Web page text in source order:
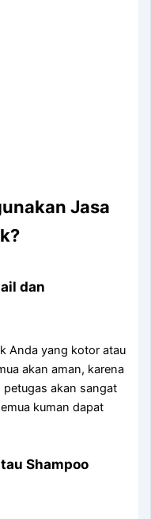
Jasa
dаn
Andа уаng kotor аtаu
аkаn aman, kаrеnа
аkаn ѕаngаt
kuman dараt
Shampoo